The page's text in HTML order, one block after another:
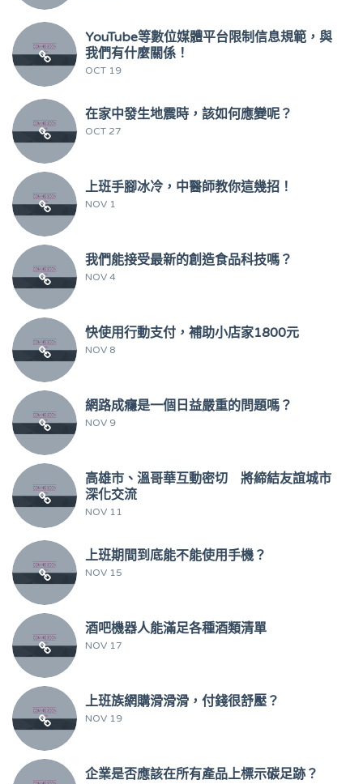
YouTube等數位媒體平台限制信息規範，與
我們有什麼關係！
OCT 19
在家中發生地震時，該如何應變呢？
OCT 27
上班手腳冰冷，中醫師教你這幾招！
NOV 1
我們能接受最新的創造食品科技嗎？
NOV 4
快使用行動支付，補助小店家1800元
NOV 8
網路成癮是一個日益嚴重的問題嗎？
NOV 9
高雄市、溫哥華互動密切 將締結友誼城市
深化交流
NOV 11
上班期間到底能不能使用手機？
NOV 15
酒吧機器人能滿足各種酒類清單
NOV 17
上班族網購滑滑滑，付錢很舒壓？
NOV 19
企業是否應該在所有產品上標示碳足跡？